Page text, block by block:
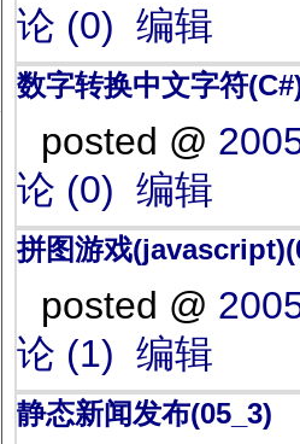
论 (0) 编辑
数字转换中文字符
posted @
论 (0) 编辑
拼图游戏
posted @
论 (1) 编辑
静态新闻发布(05_3)